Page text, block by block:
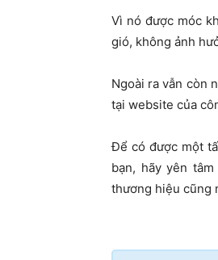
Vì nó được móc
gió, không ảnh
Ngoài ra vẫn còn
tại website của
Để có được một
bạn, hãy yên
thương hiệu cũng